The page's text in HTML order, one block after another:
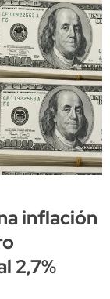
inflación
2,7%